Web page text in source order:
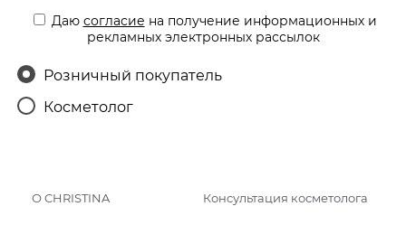
Даю согласие на получение информационных и
рекламных электронных рассылок
Розничный покупатель
Косметолог
О CHRISTINA Консультация косметолога